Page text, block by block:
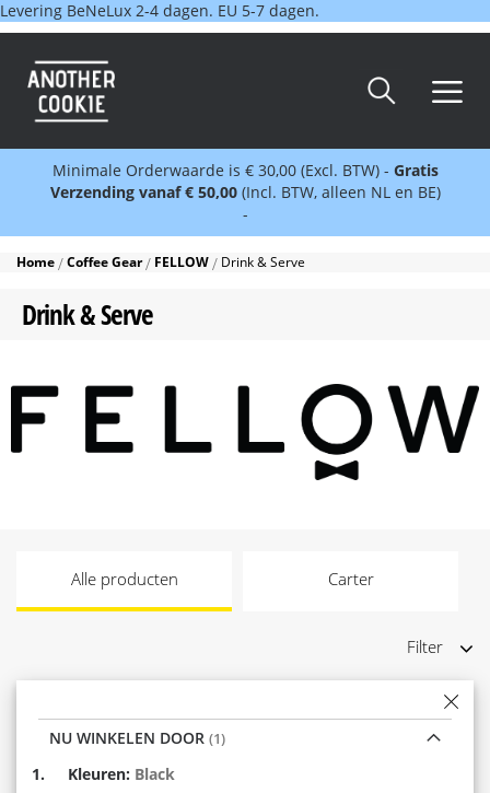
Levering BeNeLux 2-4 dagen. EU 5-7 dagen.
Minimale Orderwaarde is € 30,00 (Excl. BTW) - Gratis
Verzending vanaf € 50,00 (Incl. BTW, alleen NL en BE)
-
Home Coffee Gear FELLOW Drink & Serve
Drink & Serve
Alle producten Carter
Filter
NU WINKELEN DOOR
Kleuren Black
Verwijder